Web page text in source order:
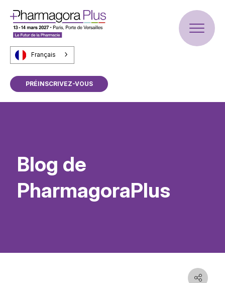
Français
PRÉINSCRIVEZ-VOUS
Blog de
PharmagoraPlus